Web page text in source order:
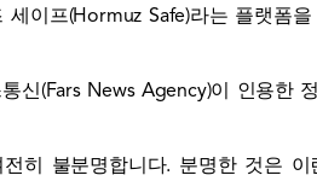
이프(Hormuz Safe)라는 플랫폼
신(Fars News Agency)이 인용한
히 불분명합니다. 분명한 것은